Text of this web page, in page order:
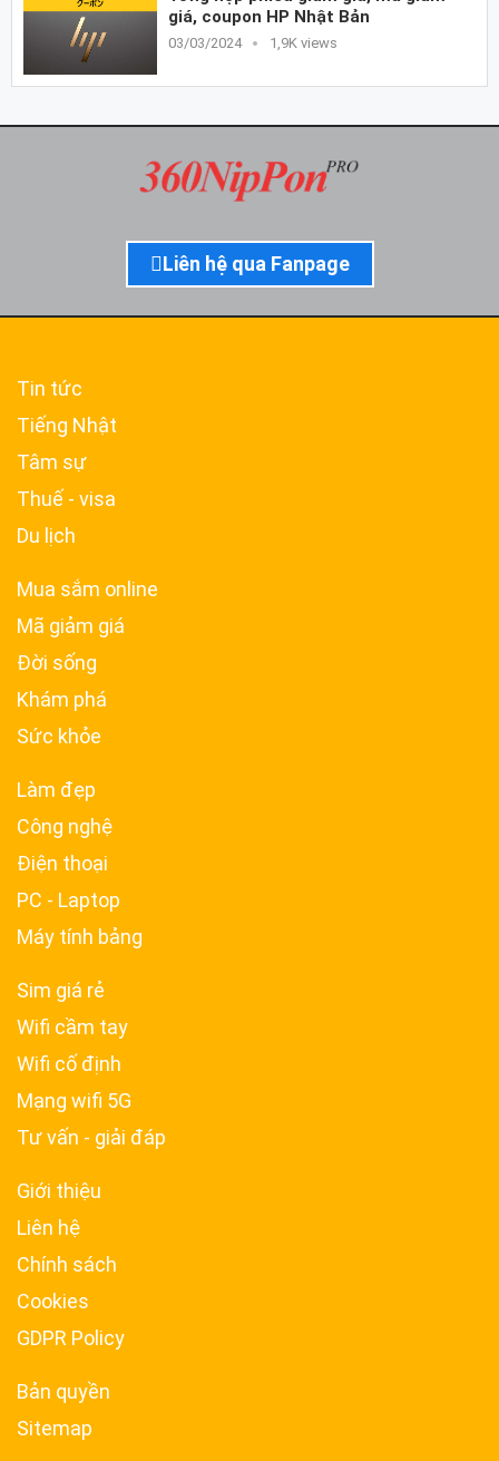
giá, coupon HP Nhật Bản
03/03/2024 1,9K views
Liên hệ qua Fanpage
Tin tức
Tiếng Nhật
Tâm sự
Thuế - visa
Du lịch
Mua sắm online
Mã giảm giá
Đời sống
Khám phá
Sức khỏe
Làm đẹp
Công nghệ
Điện thoại
PC - Laptop
Máy tính bảng
Sim giá rẻ
Wifi cầm tay
Wifi cố định
Mạng wifi 5G
Tư vấn - giải đáp
Giới thiệu
Liên hệ
Chính sách
Cookies
GDPR Policy
Bản quyền
Sitemap